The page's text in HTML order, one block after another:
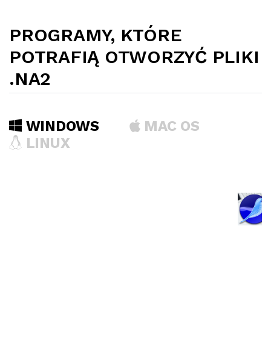
PROGRAMY, KTÓRE
POTRAFIĄ OTWORZYĆ PLIKI
.NA2
WINDOWS
MAC OS
LINUX